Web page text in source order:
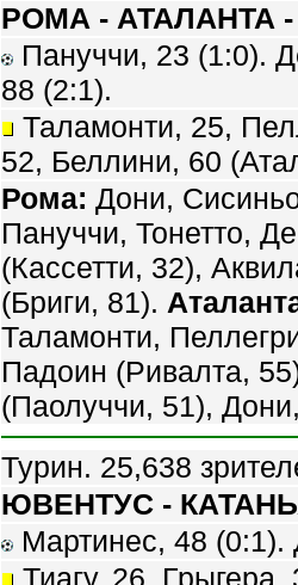
РОМА - АТАЛАНТА -
Пануччи, 23 (1:0).
88 (2:1).
Таламонти, 25,
52, Беллини, 60
Рома: Дони,
Пануччи, Тонетто,
(Кассетти, 32),
(Бриги, 81).
Таламонти,
Падоин (Ривалта,
(Паолуччи, 51),
Турин. 25,638
ЮВЕНТУС -
Мартинес, 48
Тиагу, 26,